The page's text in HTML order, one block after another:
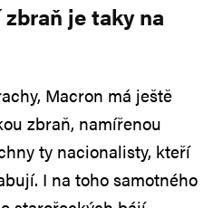
je taky na
Macron má ještě
zbraň, namířenou
ty nacionalisty, kteří
I na toho samotného